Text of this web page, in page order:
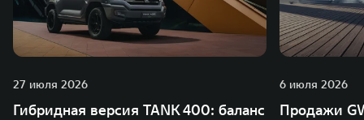
27 июля 2026
Гибридная версия TANK 400: баланс
6 июля 2026
Продажи